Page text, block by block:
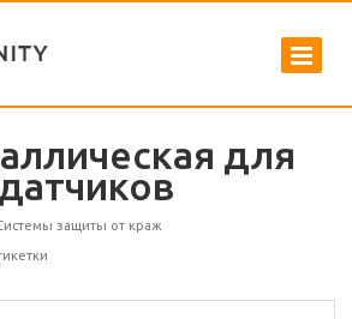
для
защиты от краж